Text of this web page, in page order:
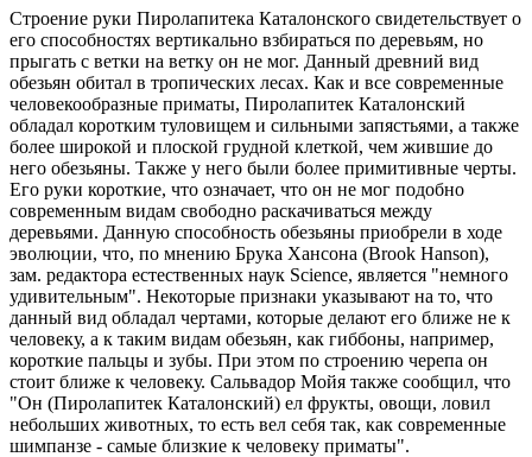
Строение руки Пиролапитека Каталонского свидетельствует о
его способностях вертикально взбираться по деревьям, но
прыгать с ветки на ветку он не мог. Данный древний вид
обезьян обитал в тропических лесах. Как и все современные
человекообразные приматы, Пиролапитек Каталонский
обладал коротким туловищем и сильными запястьями, а также
более широкой и плоской грудной клеткой, чем жившие до
него обезьяны. Также у него были более примитивные черты.
Его руки короткие, что означает, что он не мог подобно
современным видам свободно раскачиваться между
деревьями. Данную способность обезьяны приобрели в ходе
эволюции, что, по мнению Брука Хансона (Brook Hanson),
зам. редактора естественных наук Science, является "немного
удивительным". Некоторые признаки указывают на то, что
данный вид обладал чертами, которые делают его ближе не к
человеку, а к таким видам обезьян, как гиббоны, например,
короткие пальцы и зубы. При этом по строению черепа он
стоит ближе к человеку. Сальвадор Мойя также сообщил, что
"Он (Пиролапитек Каталонский) ел фрукты, овощи, ловил
небольших животных, то есть вел себя так, как современные
шимпанзе - самые близкие к человеку приматы".